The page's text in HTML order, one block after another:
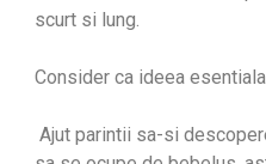
scurt si lung.
Consider ca ideea
Ajut parintii sa-si